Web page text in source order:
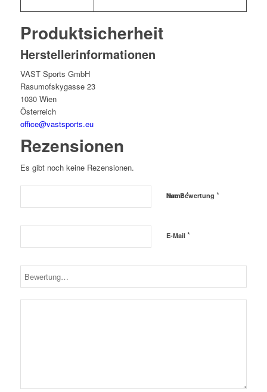
Produktsicherheit
Herstellerinformationen
VAST Sports GmbH
Rasumofskygasse 23
1030 Wien
Österreich
office@vastsports.eu
Rezensionen
Es gibt noch keine Rezensionen.
Name*
E-Mail *
Ihre Bewertung *